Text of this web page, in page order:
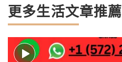
更多生活文章推薦